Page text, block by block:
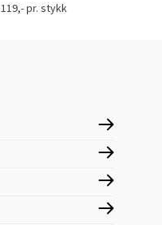
119,- pr. stykk